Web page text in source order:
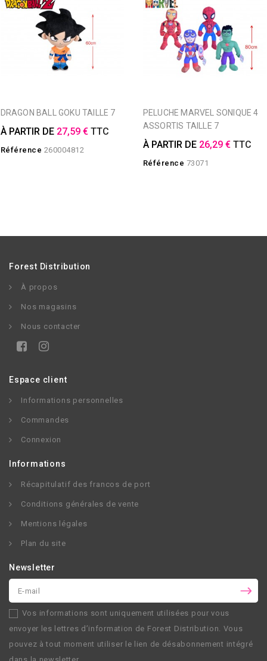
DRAGON BALL GOKU TAILLE 7
À PARTIR DE 27,59 € TTC
Référence 260004812
PELUCHE MARVEL SONIQUE 4
ASSORTIS TAILLE 7
À PARTIR DE 26,29 € TTC
Référence 73071
Forest Distribution
À propos
Nos magasins
Nous contacter
Espace client
Informations personnelles
Commandes
Connexion
Informations
Récapitulatif des francos de port
Conditions générales de vente
Mentions légales
Plan du site
Newsletter
Vos informations sont uniquement utilisées pour vous
envoyer les lettres d’information de Forest Distribution. Vous
pouvez à tout moment utiliser le lien de désabonnement intégré